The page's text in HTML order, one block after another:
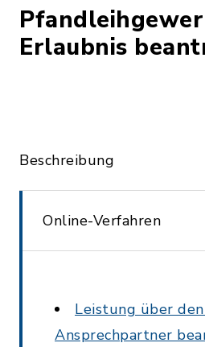
Erlaubnis
Beschreibung
Online-Verfahren
Leistung über
Ansprechpartner